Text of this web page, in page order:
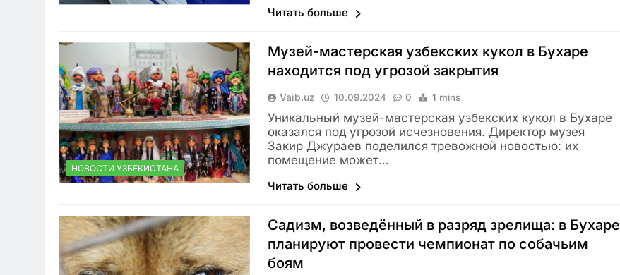
Читать больше
НОВОСТИ УЗБЕКИСТАНА
Музей-мастерская узбекских кукол в Бухаре
находится под угрозой закрытия
Vaib.uz 10.09.2024 0 1 mins
Уникальный музей-мастерская узбекских кукол в Бухаре
оказался под угрозой исчезновения. Директор музея
Закир Джураев поделился тревожной новостью: их
помещение может…
Читать больше
Садизм, возведённый в разряд зрелища: в Бухаре
планируют провести чемпионат по собачьим
боям